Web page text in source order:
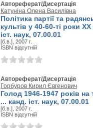
Автореферат/Дисертація
Катуніна Олена Василівна
Політика партії та
культів у 40-60-ті роки
іст. наук, 07.00.01
[б.в.], 2007 г.
ISBN відсутній
Автореферат/Дисертація
Горбуров Кирил Євгенович
Голод 1946-1947 років
... канд. іст. наук, 07.00.01
[б.в.], 2007 г.
ISBN відсутній